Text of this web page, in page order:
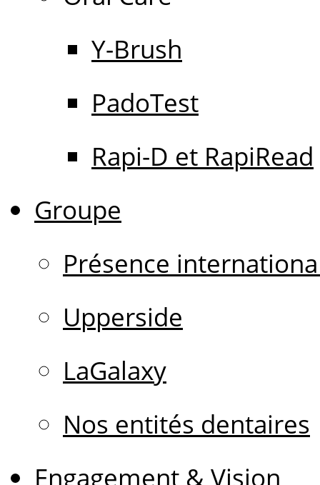
Y-Brush
PadoTest
Rapi-D et RapiRead
Groupe
Présence
Upperside
LaGalaxy
Nos entités dentaires
Engagement & Vision